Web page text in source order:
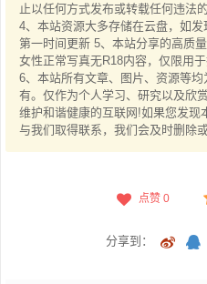
止以任何方式发布或转载任何违法
4、本站资源大多存储在云盘，如
第一时间更新 5、本站分享的高质
女性正常写真无R18内容，仅限用
6、本站所有文章、图片、资源等
有。仅作为个人学习、研究以及欣
维护和谐健康的互联网!如果您发现
与我们取得联系，我们会及时删除或
点赞 0
分享到：